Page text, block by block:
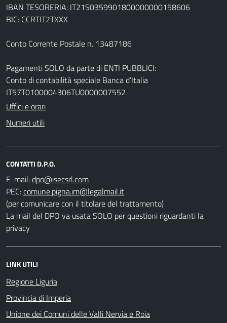
IBAN TESORERIA: IT21S0359901800000000158606
BIC: CCRTIT2TXXX
Conto Corrente Postale n. 13487186
Pagamenti SOLO da parte di ENTI PUBBLICI:
Conto di contabilità speciale Banca d’Italia
IT57T0100004306TU0000007552
Uffici e orari
Numeri utili
CONTATTI D.P.O.
E-mail:
PEC:
(per comunicare con il titolare del trattamento)
La mail del DPO va usata SOLO per questioni riguardanti la
privacy
LINK UTILI
Regione Liguria
Provincia di Imperia
Unione dei Comuni delle Valli Nervia e Roia